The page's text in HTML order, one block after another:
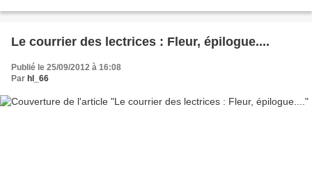
Le courrier des lectrices : Fleur, épilogue....
Publié le 25/09/2012 à 16:08
Par hl_66